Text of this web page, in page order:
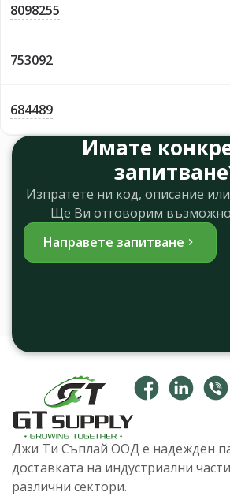
8098255
753092
684489
Имате
Изпратете ни код, описание
Ще Ви отговорим
Направете запитване
Джи Ти Съплай ООД е надежден
доставката на индустриални
различни сектори.